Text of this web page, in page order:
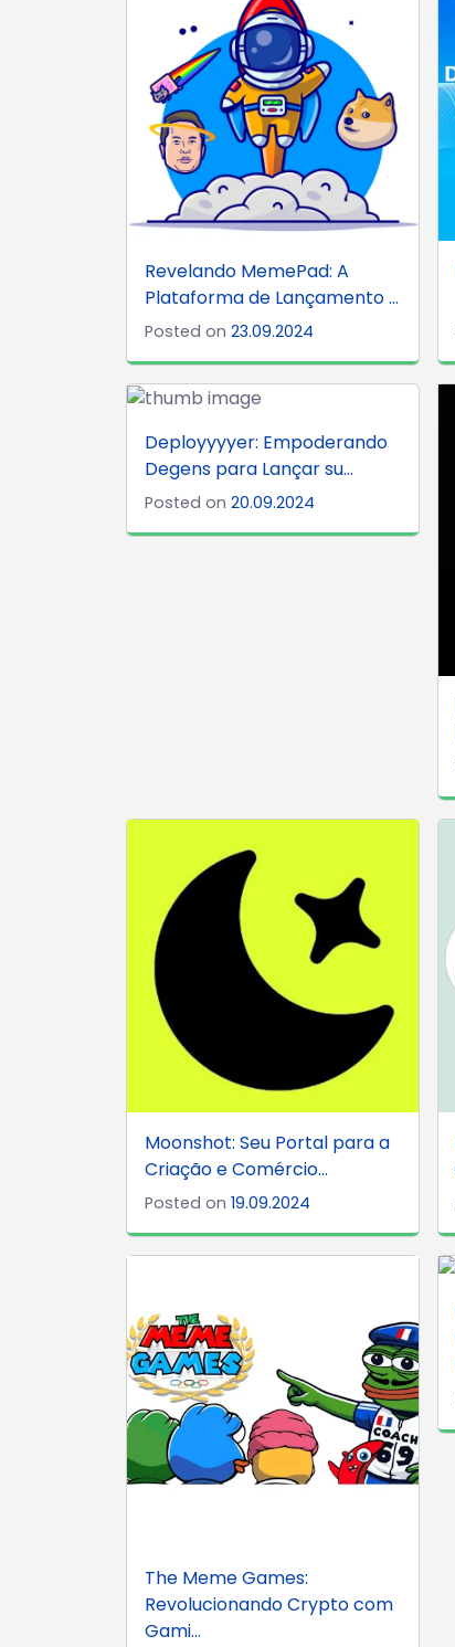
Revelando MemePad: A
Plataforma de Lançamento ...
Posted on 23.09.2024
Deployyyyer: Empoderando
Degens para Lançar su...
Posted on 20.09.2024
Moonshot: Seu Portal para a
Criação e Comércio...
Posted on 19.09.2024
The Meme Games:
Revolucionando Crypto com
Gami...